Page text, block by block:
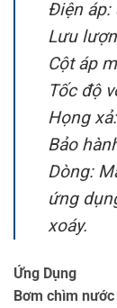
Điện áp:
Lưu
Cột áp
Tốc độ
Họng
Bảo
Dòng:
ứng
xoáy.
Ứng Dụng
Bơm chìm